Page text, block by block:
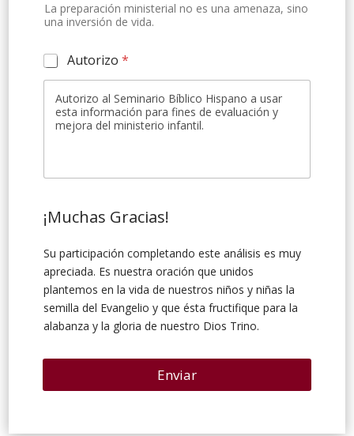
La preparación ministerial no es una amenaza, sino
una inversión de vida.
A
u
c
ó
n
Autorizo *
Autorizo al Seminario Bíblico Hispano a usar
esta información para fines de evaluación y
mejora del ministerio infantil.
¡Muchas Gracias!
Su participación completando este análisis es muy
apreciada. Es nuestra oración que unidos
plantemos en la vida de nuestros niños y niñas la
semilla del Evangelio y que ésta fructifique para la
alabanza y la gloria de nuestro Dios Trino.
Enviar